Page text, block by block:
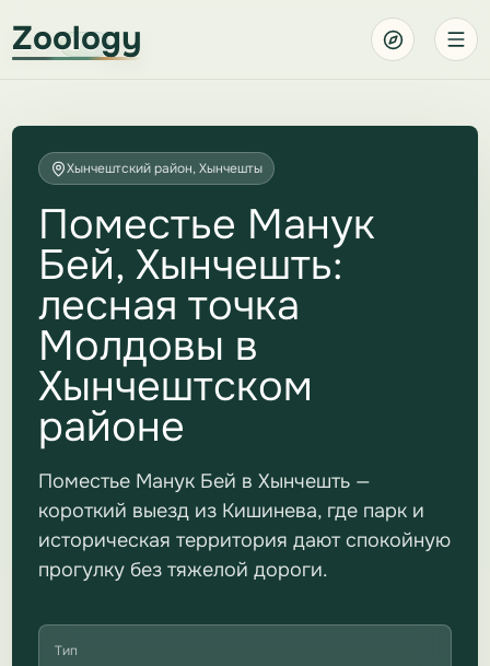
Zoology
Хынчештский район, Хынчешты
Поместье Манук
Бей, Хынчешть:
лесная точка
Молдовы в
Хынчештском
районе
Поместье Манук Бей в Хынчешть —
короткий выезд из Кишинева, где парк и
историческая территория дают спокойную
прогулку без тяжелой дороги.
Тип